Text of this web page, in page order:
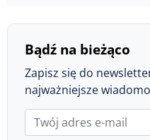
Bądź na bieżąco
Zapisz się do
najważniejsze